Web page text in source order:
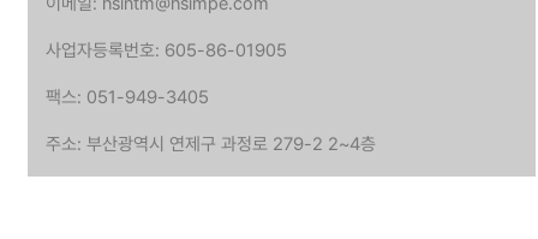
사업자등록번호: 605-86-01905
팩스: 051-949-3405
주소: 부산광역시 연제구 과정로 279-2 2~4층